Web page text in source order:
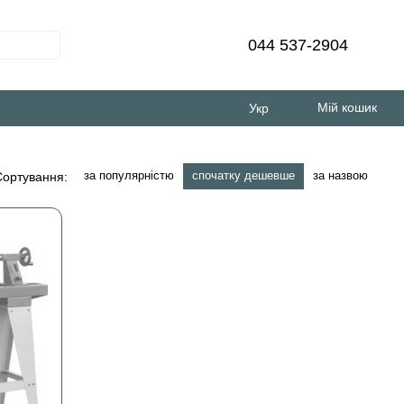
044 537-2904
Укр Мій кошик
за популярністю спочатку дешевше за назвою